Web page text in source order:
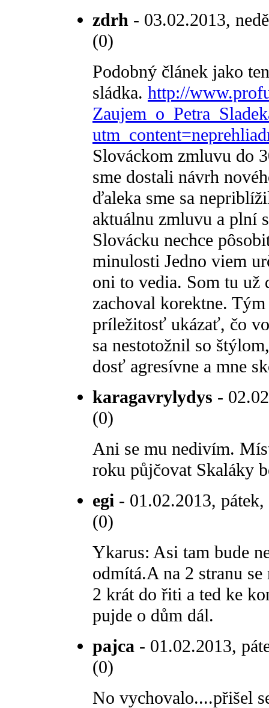
zdrh - 03.02.2013,
(0)
Podobný článek jako
sládka. http://
Slováckom zmluvu do
sme dostali návrh
ďaleka sme sa
aktuálnu zmluvu a plní
Slovácku nechce
minulosti Jedno viem
oni to vedia. Som tu
zachoval korektne.
príležitosť ukázať, čo
sa nestotožnil so
dosť agresívne a mne
karagavrylydys -
(0)
Ani se mu nedivím.
roku půjčovat Skaláky
egi - 01.02.2013,
(0)
Ykarus: Asi tam bude
odmítá.A na 2 stranu
2 krát do řiti a ted ke
pujde o dům dál.
pajca - 01.02.2013,
(0)
No vychovalo....přišel